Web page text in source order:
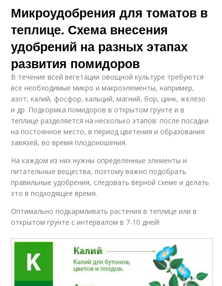
Микроудобрения для томатов в
теплице. Схема внесения
удобрений на разных этапах
развития помидоров
В течение всей вегетации овощной культуре требуются
все необходимые микро и макроэлементы, например,
азот, калий, фосфор, кальций, магний, бор, цинк, железо
и др. Подкормка помидоров в открытом грунте и в
теплице разделяется на несколько этапов: после посадки
на постоянное место, в период цветения и образования
завязей, во время плодоношения.
На каждом из них нужны определенные элементы и
питательные вещества, поэтому важно подобрать
правильные удобрения, следовать верной схеме и делать
это в подходящее время.
Оптимально подкармливать растения в теплице или в
открытом грунте с интервалом в 7-10 дней!